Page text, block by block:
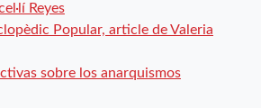
Reyes
Popular, article de Valeria
sobre los anarquismos